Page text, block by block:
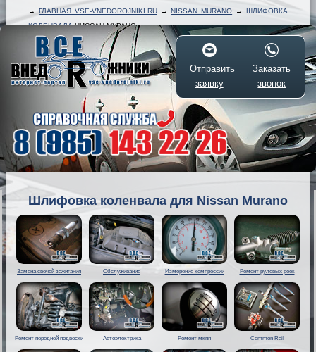
→ГЛАВНАЯ VSE-VNEDOROJNIKI.RU→NISSAN MURANO → ШЛИФОВКА
КОЛЕНВАЛАНИССАН МУРАНО
Отправить
заявку
Заказать
звонок
Шлифовка коленвала для Nissan Murano
Замена свечей зажигания Обслуживание Измерение компрессии Ремонт рулевых реек
Ремонт передней подвески Автоэлектрика Ремонт мкпп Common Rail